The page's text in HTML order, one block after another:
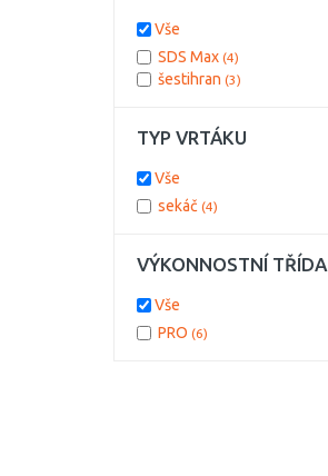
Vše
SDS Max (4)
šestihran (3)
TYP VRTÁKU
Vše
sekáč (4)
VÝKONNOSTNÍ TŘÍDA
Vše
PRO (6)